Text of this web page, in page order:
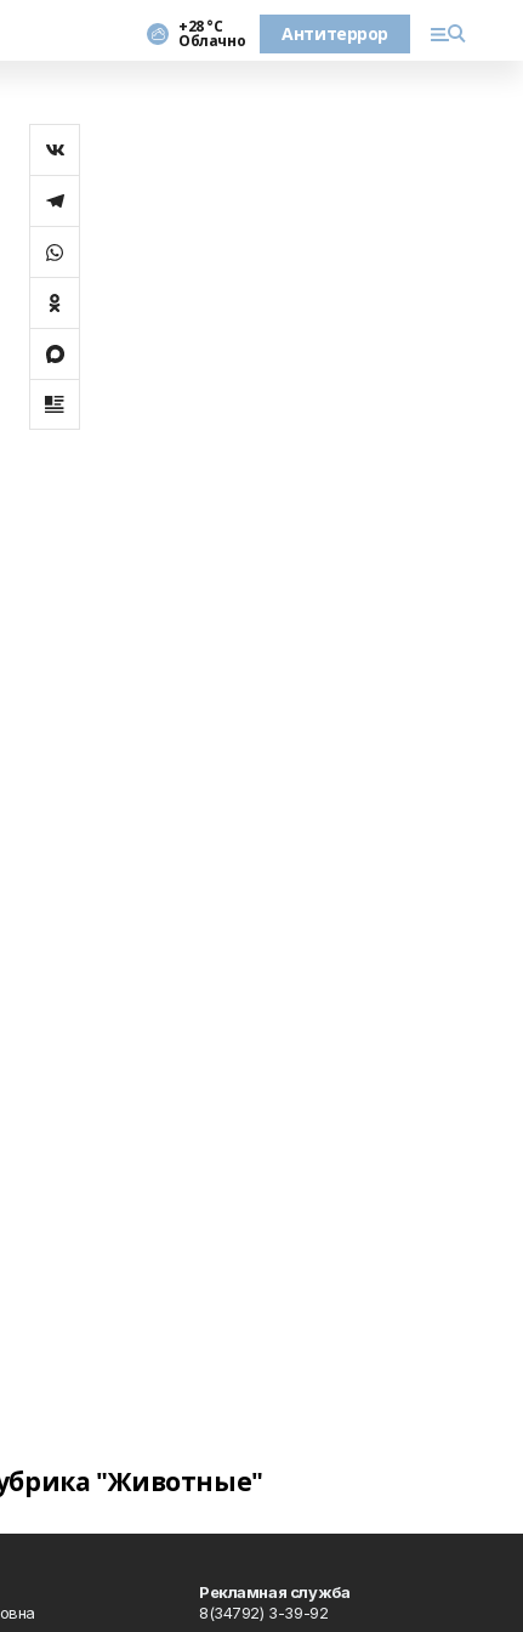
+28 °С
Облачно Антитеррор
"Животные"
Рекламная служба
8(34792) 3-39-92